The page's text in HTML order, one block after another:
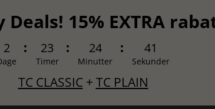
Deals! 15% EXTRA
2 23
Timer
24
Minutter
40
Sekunder
TC CLASSIC+ TC PLAIN